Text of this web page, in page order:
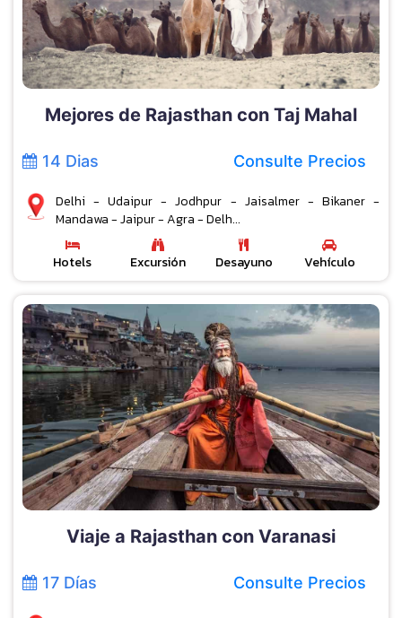
Mejores de Rajasthan con Taj Mahal
14 Dias Consulte Precios
Delhi - Udaipur - Jodhpur - Jaisalmer - Bikaner -
Mandawa - Jaipur - Agra - Delh...
Hotels Excursión Desayuno Vehículo
Viaje a Rajasthan con Varanasi
17 Días Consulte Precios